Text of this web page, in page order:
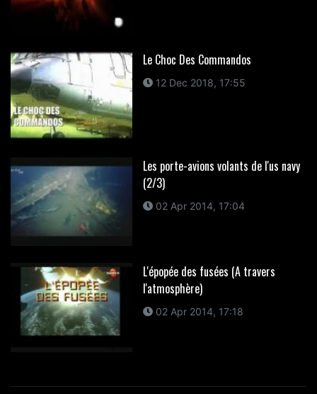
Le Choc Des Commandos
12 Dec 2018, 17:55
Les porte-avions volants de l'us navy
(2/3)
02 Apr 2014, 17:04
L'épopée des fusées (A travers
l'atmosphère)
02 Apr 2014, 17:18